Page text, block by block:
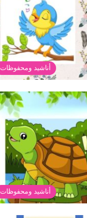
أناشيد ومحفوظات
أناشيد ومحفوظات